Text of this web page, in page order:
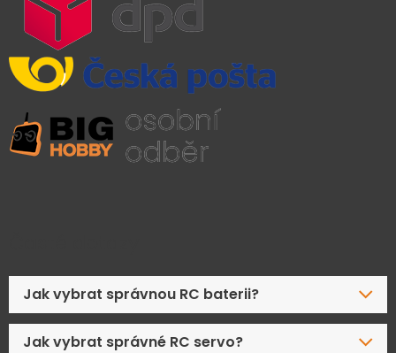
Jak vybrat správnou RC baterii?
Jak vybrat správné RC servo?